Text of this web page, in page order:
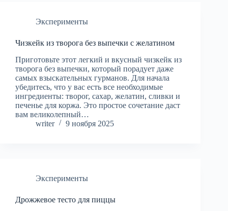
Эксперименты
Чизкейк из творога без выпечки с желатином
Приготовьте этот легкий и вкусный чизкейк из
творога без выпечки, который порадует даже
самых взыскательных гурманов. Для начала
убедитесь, что у вас есть все необходимые
ингредиенты: творог, сахар, желатин, сливки и
печенье для коржа. Это простое сочетание даст
вам великолепный…
writer
9 ноября 2025
Эксперименты
Дрожжевое тесто для пиццы